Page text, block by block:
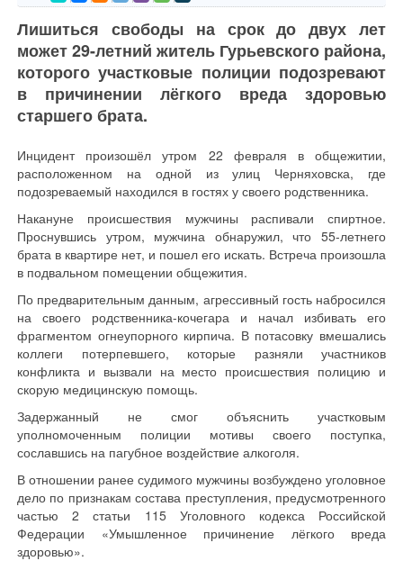
Лишиться свободы на срок до двух лет
может 29-летний житель Гурьевского района,
которого участковые полиции подозревают
в причинении лёгкого вреда здоровью
старшего брата.
Инцидент произошёл утром 22 февраля в общежитии,
расположенном на одной из улиц Черняховска, где
подозреваемый находился в гостях у своего родственника.
Накануне происшествия мужчины распивали спиртное.
Проснувшись утром, мужчина обнаружил, что 55-летнего
брата в квартире нет, и пошел его искать. Встреча произошла
в подвальном помещении общежития.
По предварительным данным, агрессивный гость набросился
на своего родственника-кочегара и начал избивать его
фрагментом огнеупорного кирпича. В потасовку вмешались
коллеги потерпевшего, которые разняли участников
конфликта и вызвали на место происшествия полицию и
скорую медицинскую помощь.
Задержанный не смог объяснить участковым
уполномоченным полиции мотивы своего поступка,
сославшись на пагубное воздействие алкоголя.
В отношении ранее судимого мужчины возбуждено уголовное
дело по признакам состава преступления, предусмотренного
частью 2 статьи 115 Уголовного кодекса Российской
Федерации «Умышленное причинение лёгкого вреда
здоровью».